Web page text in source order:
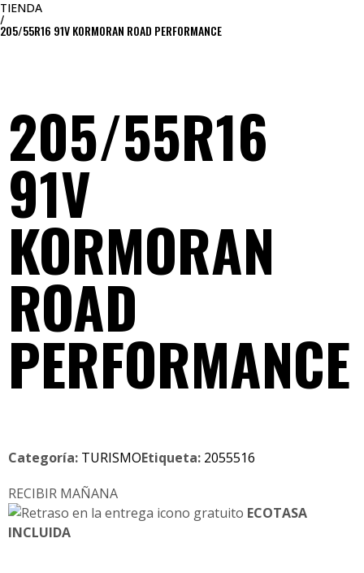
TIENDA
/
205/55R16 91V KORMORAN ROAD PERFORMANCE
205/55R16
91V
KORMORAN
ROAD
PERFORMANCE
Categoría: TURISMOEtiqueta: 2055516
RECIBIR MAÑANA
ECOTASA
INCLUIDA